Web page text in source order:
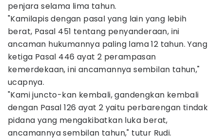
penjara selama lima tahun.
"Kamilapis dengan pasal yang lain yang lebih
berat, Pasal 451 tentang penyanderaan, ini
ancaman hukumannya paling lama 12 tahun. Yang
ketiga Pasal 446 ayat 2 perampasan
kemerdekaan, ini ancamannya sembilan tahun,"
ucapnya.
"Kami juncto-kan kembali, gandengkan kembali
dengan Pasal 126 ayat 2 yaitu perbarengan tindak
pidana yang mengakibatkan luka berat,
ancamannya sembilan tahun," tutur Rudi.